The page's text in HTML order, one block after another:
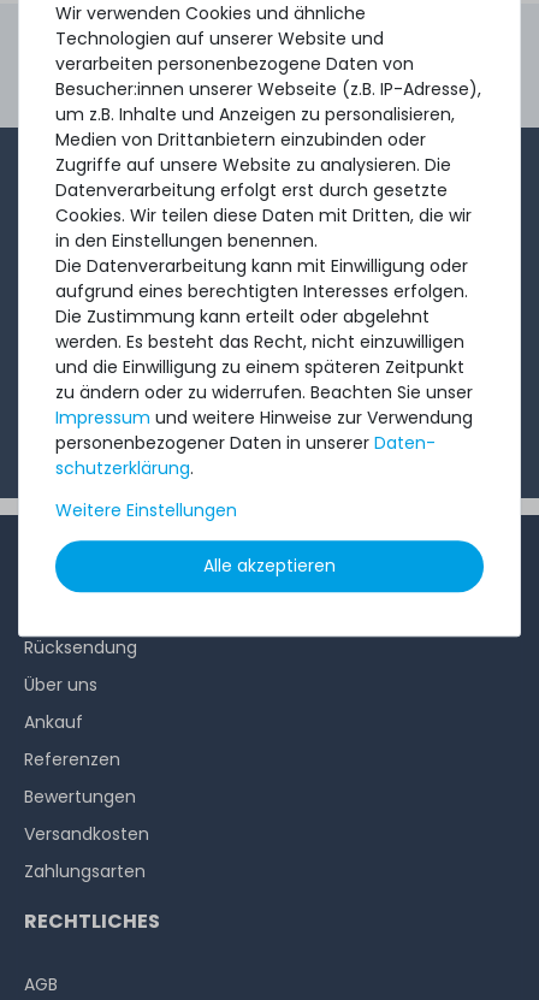
4.96 /5.00aus8.500Bewertungen
Gebraucht. Geprüft. Geliefert.
1-2x im Monat sendet André aus dem Vertriebsteam
eine kurze, knackige Mail mit Angeboten, neu
eingetroffenen Produkten und Informationen, die Sie
interessieren könnten. Probieren Sie's!
Abonnieren
Ich möchte Ihren Newsletter erhalten und akzeptiere
dieDatenschutzerklärung.
Wir verwenden Cookies und ähnliche
Technologien auf unserer Website und
verarbeiten personenbezogene Daten von
Besucher:innen unserer Webseite (z.B. IP-Adresse),
um z.B. Inhalte und Anzeigen zu personalisieren,
Medien von Drittanbietern einzubinden oder
Zugriffe auf unsere Website zu analysieren. Die
Datenverarbeitung erfolgt erst durch gesetzte
Cookies. Wir teilen diese Daten mit Dritten, die wir
in den Einstellungen benennen.
Die Datenverarbeitung kann mit Einwilligung oder
aufgrund eines berechtigten Interesses erfolgen.
Die Zustimmung kann erteilt oder abgelehnt
werden. Es besteht das Recht, nicht einzuwilligen
und die Einwilligung zu einem späteren Zeitpunkt
zu ändern oder zu widerrufen. Beachten Sie unser
Impressum und weitere Hinweise zur Verwendung
personenbezogener Daten in unserer Daten­
schutz­erklärung.
Weitere Einstellungen
Alle akzeptieren
INFORMATIONEN
Rücksendung
Über uns
Ankauf
Referenzen
Bewertungen
Versandkosten
Zahlungsarten
RECHTLICHES
AGB